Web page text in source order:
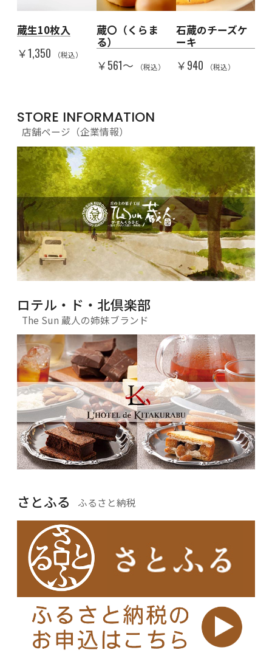
蔵生10枚入
￥1,350 （税込）
蔵〇（くらま
る）
￥561〜 （税込）
石蔵のチーズケ
ーキ
￥940 （税込）
STORE INFORMATION
店舗ページ（企業情報）
ロテル・ド・北倶楽部
The Sun 蔵人の姉妹ブランド
さとふる ふるさと納税